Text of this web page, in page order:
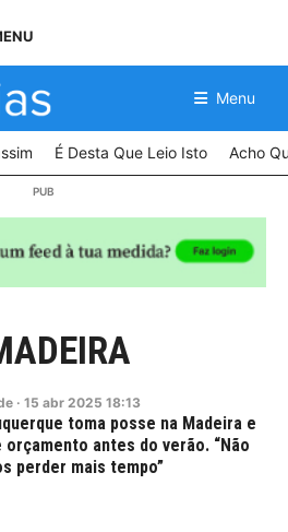
Menu
É Desta Que Leio Isto Acho
· 15 abr 2025 18:13
toma posse na Madeira e
orçamento antes do verão. “Não
perder mais tempo”